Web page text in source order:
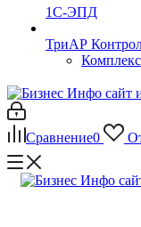
1С-ЭПД
ТриАР
Сравнение0